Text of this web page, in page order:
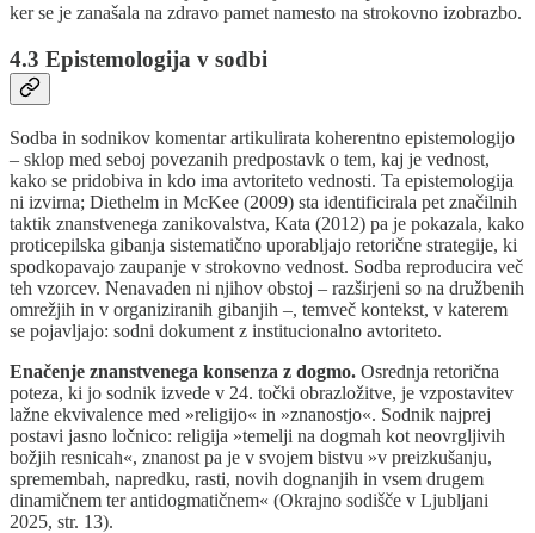
ker se je zanašala na zdravo pamet namesto na strokovno izobrazbo.
4.3 Epistemologija v sodbi
Sodba in sodnikov komentar artikulirata koherentno epistemologijo
– sklop med seboj povezanih predpostavk o tem, kaj je vednost,
kako se pridobiva in kdo ima avtoriteto vednosti. Ta epistemologija
ni izvirna; Diethelm in McKee (2009) sta identificirala pet značilnih
taktik znanstvenega zanikovalstva, Kata (2012) pa je pokazala, kako
proticepilska gibanja sistematično uporabljajo retorične strategije, ki
spodkopavajo zaupanje v strokovno vednost. Sodba reproducira več
teh vzorcev. Nenavaden ni njihov obstoj – razširjeni so na družbenih
omrežjih in v organiziranih gibanjih –, temveč kontekst, v katerem
se pojavljajo: sodni dokument z institucionalno avtoriteto.
Enačenje znanstvenega konsenza z dogmo. Osrednja retorična
poteza, ki jo sodnik izvede v 24. točki obrazložitve, je vzpostavitev
lažne ekvivalence med »religijo« in »znanostjo«. Sodnik najprej
postavi jasno ločnico: religija »temelji na dogmah kot neovrgljivih
božjih resnicah«, znanost pa je v svojem bistvu »v preizkušanju,
spremembah, napredku, rasti, novih dognanjih in vsem drugem
dinamičnem ter antidogmatičnem« (Okrajno sodišče v Ljubljani
2025, str. 13).